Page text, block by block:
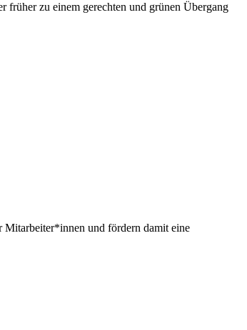
zu einem gerechten und grünen Übergang
Mitarbeiter*innen und fördern damit eine